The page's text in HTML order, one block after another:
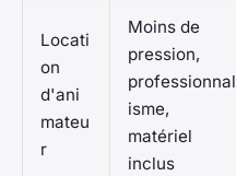
Locati
on
d'ani
mateu
r
Moins de
pression,
professionnal
isme,
matériel
inclus